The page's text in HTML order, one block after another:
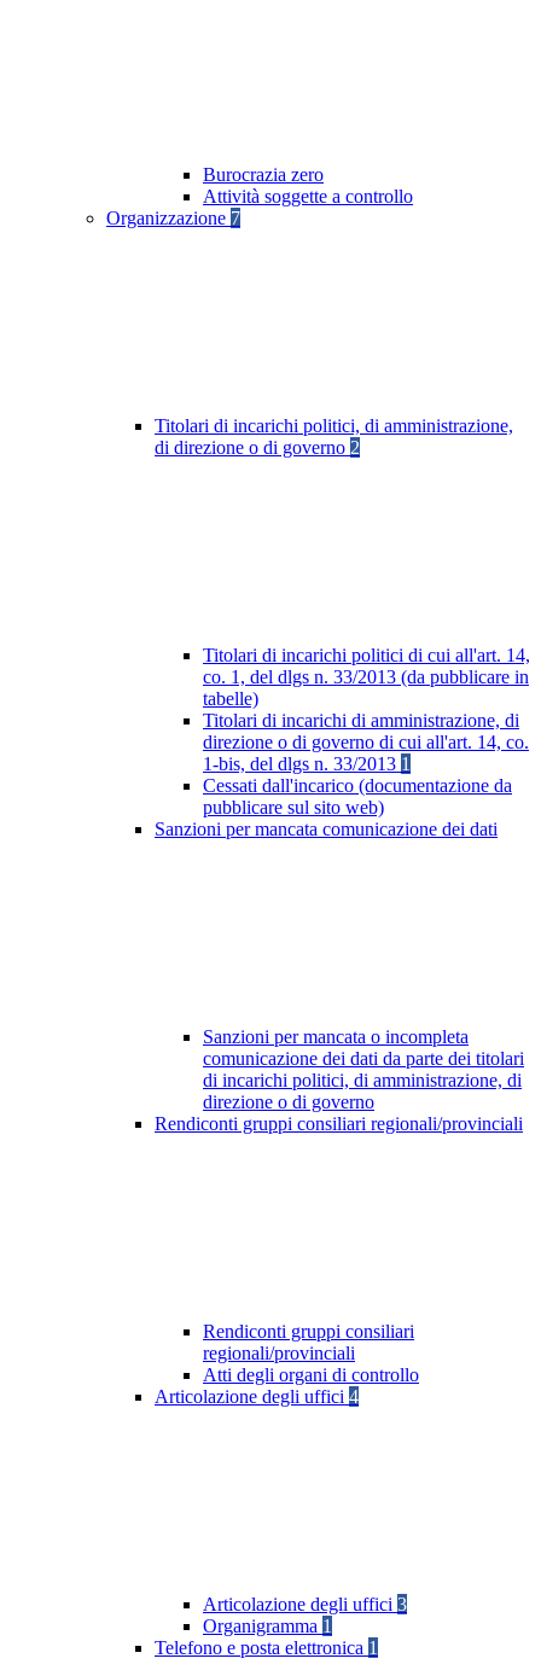
Burocrazia zero
Attività soggette a controllo
Organizzazione 7
Titolari di incarichi politici, di amministrazione,
di direzione o di governo 2
Titolari di incarichi politici di cui all'art. 14,
co. 1, del dlgs n. 33/2013 (da pubblicare in
tabelle)
Titolari di incarichi di amministrazione, di
direzione o di governo di cui all'art. 14, co.
1-bis, del dlgs n. 33/2013 1
Cessati dall'incarico (documentazione da
pubblicare sul sito web)
Sanzioni per mancata comunicazione dei dati
Sanzioni per mancata o incompleta
comunicazione dei dati da parte dei titolari
di incarichi politici, di amministrazione, di
direzione o di governo
Rendiconti gruppi consiliari regionali/provinciali
Rendiconti gruppi consiliari
regionali/provinciali
Atti degli organi di controllo
Articolazione degli uffici 4
Articolazione degli uffici 3
Organigramma 1
Telefono e posta elettronica 1